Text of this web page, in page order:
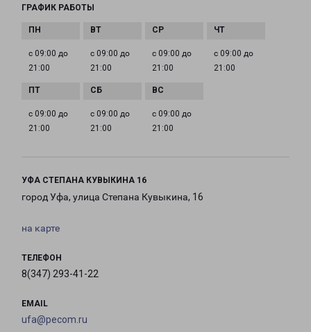
ГРАФИК РАБОТЫ
с 09:00 до
21:00
с 09:00 до
21:00
с 09:00 до
21:00
с 09:00 до
21:00
с 09:00 до
21:00
с 09:00 до
21:00
с 09:00 до
21:00
УФА СТЕПАНА КУВЫКИНА 16
город Уфа, улица Степана Кувыкина, 16
на карте
ТЕЛЕФОН
8(347) 293-41-22
EMAIL
ufa@pecom.ru